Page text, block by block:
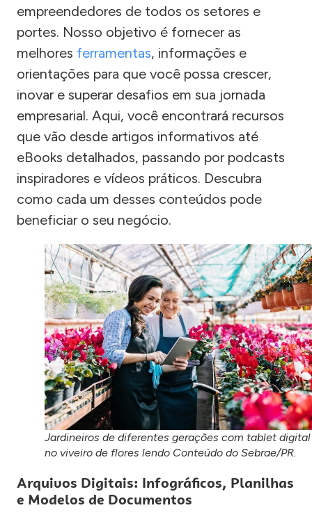
empreendedores de todos os setores e
portes. Nosso objetivo é fornecer as
melhores ferramentas, informações e
orientações para que você possa crescer,
inovar e superar desafios em sua jornada
empresarial. Aqui, você encontrará recursos
que vão desde artigos informativos até
eBooks detalhados, passando por podcasts
inspiradores e vídeos práticos. Descubra
como cada um desses conteúdos pode
beneficiar o seu negócio.
Jardineiros de diferentes gerações com tablet digital
no viveiro de flores lendo Conteúdo do Sebrae/PR.
Arquivos Digitais: Infográficos, Planilhas
e Modelos de Documentos